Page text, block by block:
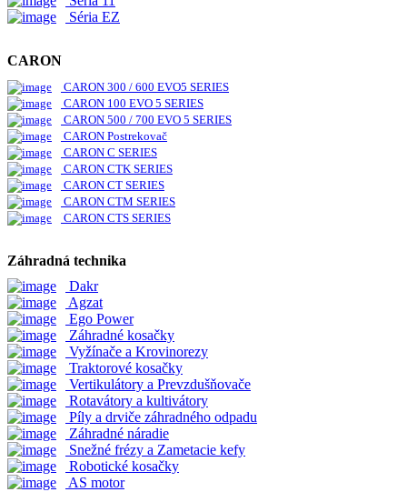
Séria EZ
CARON
CARON 300 / 600 EVO5 SERIES
CARON 100 EVO 5 SERIES
CARON 500 / 700 EVO 5 SERIES
CARON Postrekovač
CARON C SERIES
CARON CTK SERIES
CARON CT SERIES
CARON CTM SERIES
CARON CTS SERIES
Záhradná technika
Dakr
Agzat
Ego Power
Záhradné kosačky
Vyžínače a Krovinorezy
Traktorové kosačky
Vertikulátory a Prevzdušňovače
Rotavátory a kultivátory
Píly a drviče záhradného odpadu
Záhradné náradie
Snežné frézy a Zametacie kefy
Robotické kosačky
AS motor